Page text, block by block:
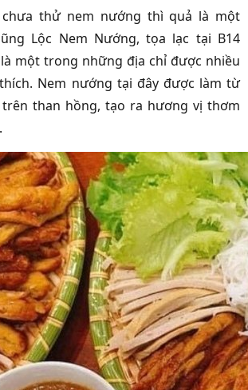
thử nem nướng thì quả là một
Lộc Nem Nướng, tọa lạc tại B14
là một trong những địa chỉ được nhiều
Nem nướng tại đây được làm từ
than hồng, tạo ra hương vị thơm